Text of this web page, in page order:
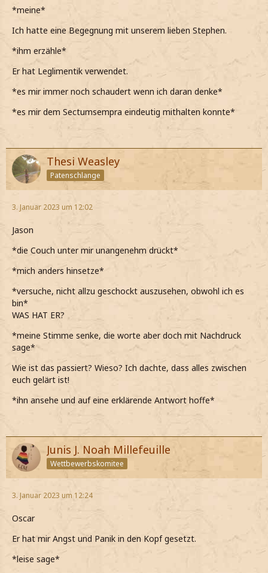
*meine*
Ich hatte eine Begegnung mit unserem lieben Stephen.
*ihm erzähle*
Er hat Leglimentik verwendet.
*es mir immer noch schaudert wenn ich daran denke*
*es mir dem Sectumsempra eindeutig mithalten konnte*
Thesi Weasley
Patenschlange
3. Januar 2023 um 12:02
Jason
*die Couch unter mir unangenehm drückt*
*mich anders hinsetze*
*versuche, nicht allzu geschockt auszusehen, obwohl ich es
bin*
WAS HAT ER?
*meine Stimme senke, die worte aber doch mit Nachdruck
sage*
Wie ist das passiert? Wieso? Ich dachte, dass alles zwischen
euch gelärt ist!
*ihn ansehe und auf eine erklärende Antwort hoffe*
Junis J. Noah Millefeuille
Wettbewerbskomitee
3. Januar 2023 um 12:24
Oscar
Er hat mir Angst und Panik in den Kopf gesetzt.
*leise sage*